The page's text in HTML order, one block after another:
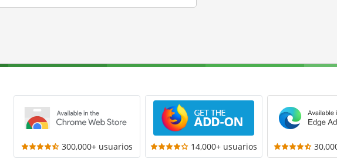
300,000+ usuarios 14,000+ usuarios